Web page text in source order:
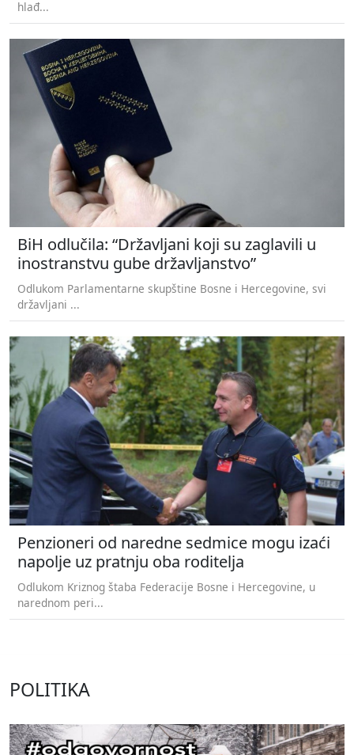
hlađ...
BiH odlučila: “Državljani koji su zaglavili u
inostranstvu gube državljanstvo”
Odlukom Parlamentarne skupštine Bosne i Hercegovine, svi
državljani ...
Penzioneri od naredne sedmice mogu izaći
napolje uz pratnju oba roditelja
Odlukom Kriznog štaba Federacije Bosne i Hercegovine, u
narednom peri...
POLITIKA